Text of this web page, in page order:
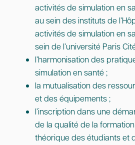
activités de simulation en
au sein des instituts de
activités de simulation en
sein de l’université Paris
l’harmonisation des
simulation en santé ;
la mutualisation des
et des équipements ;
l’inscription dans une
de la qualité de la
théorique des étudiants et